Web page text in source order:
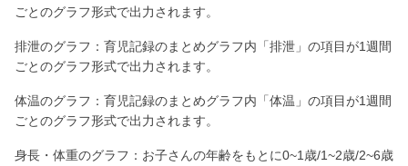
ごとのグラフ形式で出力されます。
排泄のグラフ：育児記録のまとめグラフ内「排泄」の項目が1週間
ごとのグラフ形式で出力されます。
体温のグラフ：育児記録のまとめグラフ内「体温」の項目が1週間
ごとのグラフ形式で出力されます。
身長・体重のグラフ：お子さんの年齢をもとに0~1歳/1~2歳/2~6歳